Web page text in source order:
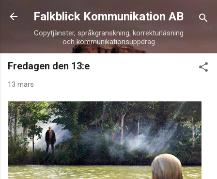
Fortsätt till huvudinnehåll
Falkblick Kommunikation AB
Copytjänster, språkgranskning, korrekturläsning
och kommunikationsuppdrag
Fredagen den 13:e
13 mars